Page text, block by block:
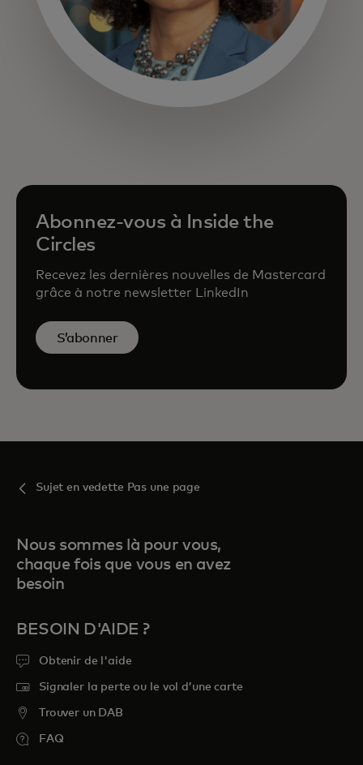
s’ouvre dans un nouvel onglet
Abonnez-vous à Inside the
Circles
Recevez les dernières nouvelles de Mastercard
grâce à notre newsletter LinkedIn
S’abonner
Sujet en vedette Pas une page
Nous sommes là pour vous,
chaque fois que vous en avez
besoin
BESOIN D'AIDE ?
Obtenir de l'aide
Signaler la perte ou le vol d’une carte
Trouver un DAB
FAQ